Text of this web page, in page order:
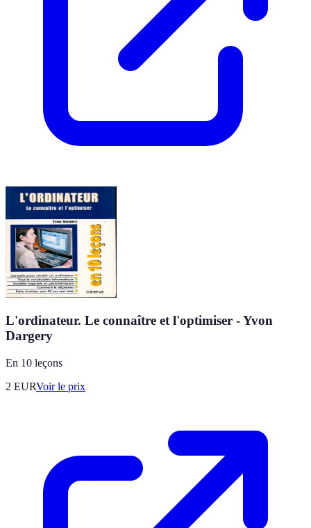
L'ordinateur. Le connaître et l'optimiser - Yvon
Dargery
En 10 leçons
2 EURVoir le prix